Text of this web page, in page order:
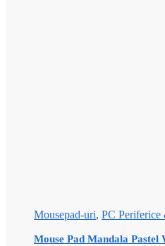
Mousepad-uri, PC
Mouse Pad Mandala Pastel